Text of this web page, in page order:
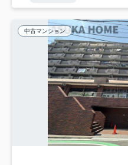
中古マンション